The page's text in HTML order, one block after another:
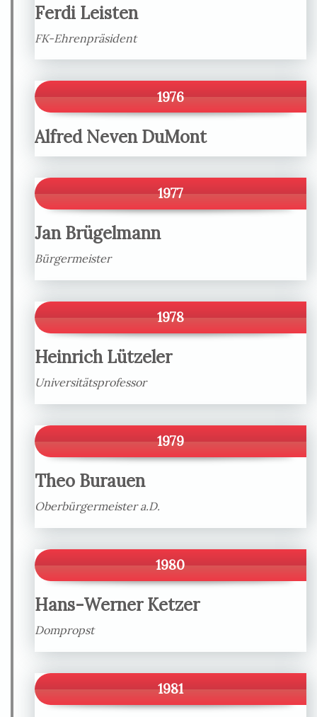
Ferdi Leisten
FK-Ehrenpräsident
1976
Alfred Neven DuMont
1977
Jan Brügelmann
Bürgermeister
1978
Heinrich Lützeler
Universitätsprofessor
1979
Theo Burauen
Oberbürgermeister a.D.
1980
Hans-Werner Ketzer
Dompropst
1981